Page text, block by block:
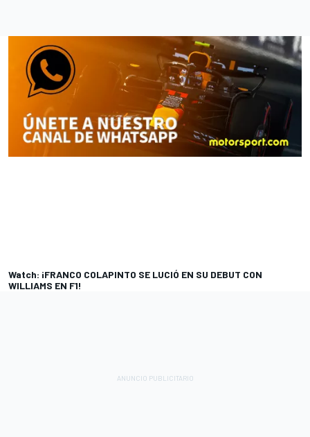
Watch: ¡FRANCO COLAPINTO SE LUCIÓ EN SU DEBUT CON
WILLIAMS EN F1!